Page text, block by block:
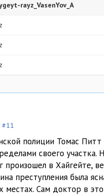
rayz_VasenYov_A
#11
полиции Томас Питт
своего участка.
в Хайгейте,
преступления была
местах. Сам доктор в